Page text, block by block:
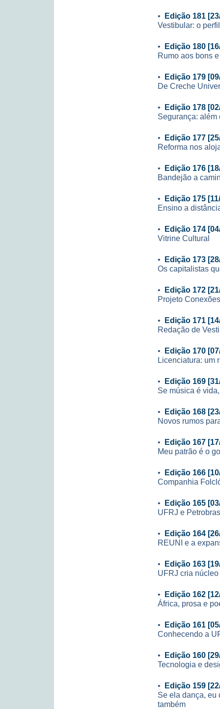
• Edição 181
Vestibular: o
• Edição 180
Rumo aos bons
• Edição 179
De Creche
• Edição 178
Segurança: além
• Edição 177
Reforma nos
• Edição 176
Bandejão a
• Edição 175
Ensino a
• Edição 174
Vitrine Cultural
• Edição 173
Os capitalistas
• Edição 172
Projeto
• Edição 171
Redação de
• Edição 170
Licenciatura: um
• Edição 169
Se música é
• Edição 168
Novos rumos
• Edição 167
Meu patrão é o
• Edição 166
Companhia
• Edição 165
UFRJ e
• Edição 164
REUNI e a
• Edição 163
UFRJ cria
• Edição 162
África, prosa e
• Edição 161
Conhecendo a
• Edição 160
Tecnologia e
• Edição 159
Se ela dança, eu
também